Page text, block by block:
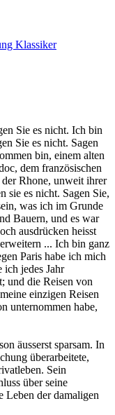
Klassiker
Sie es nicht. Ich bin
Sie es nicht. Sagen
bin, einem alten
dem französischen
Rhone, unweit ihrer
sie es nicht. Sagen Sie,
was ich im Grunde
Bauern, und es war
ausdrücken heisst
... Ich bin ganz
Paris habe ich mich
ich jedes Jahr
und die Reisen von
einzigen Reisen
unternommen habe,
äusserst sparsam. In
überarbeitete,
Sein
über seine
Leben der damaligen